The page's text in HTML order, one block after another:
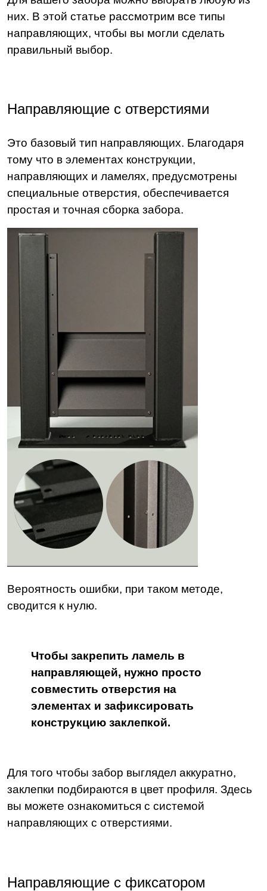
них. В этой статье рассмотрим все типы
направляющих, чтобы вы могли сделать
правильный выбор.
Направляющие с отверстиями
Это базовый тип направляющих. Благодаря
тому что в элементах конструкции,
направляющих и ламелях, предусмотрены
специальные отверстия, обеспечивается
простая и точная сборка забора.
Вероятность ошибки, при таком методе,
сводится к нулю.
Чтобы закрепить ламель в
направляющей, нужно просто
совместить отверстия на
элементах и зафиксировать
конструкцию заклепкой.
Для того чтобы забор выглядел аккуратно,
заклепки подбираются в цвет профиля. Здесь
вы можете ознакомиться с системой
направляющих с отверстиями.
Направляющие с фиксатором